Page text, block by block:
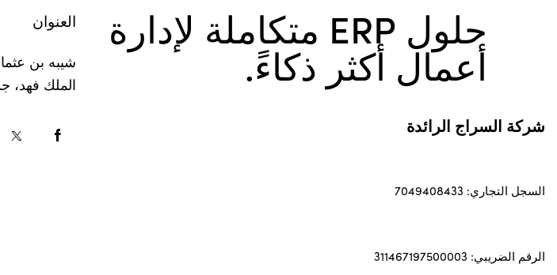
حلول ERP متكاملة لإدارة
أعمال أكثر ذكاءً.
شركة السراج الرائدة
السجل التجاري: 7049408433
الرقم الضريبي: 311467197500003
العنوان
شيبه بن
الملك فهد، جدة